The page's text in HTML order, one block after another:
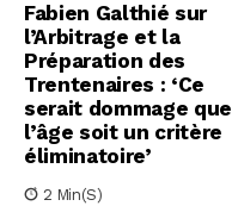
Fabien Galthié sur
l’Arbitrage et la
Préparation des
Trentenaires : ‘Ce
serait dommage que
l’âge soit un critère
éliminatoire’
2 Min(s)